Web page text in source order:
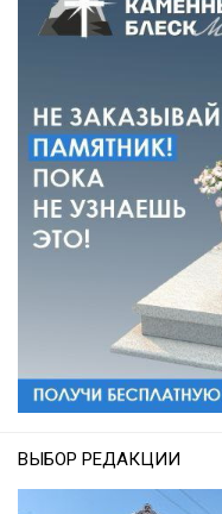
ВЫБОР РЕДАКЦИИ